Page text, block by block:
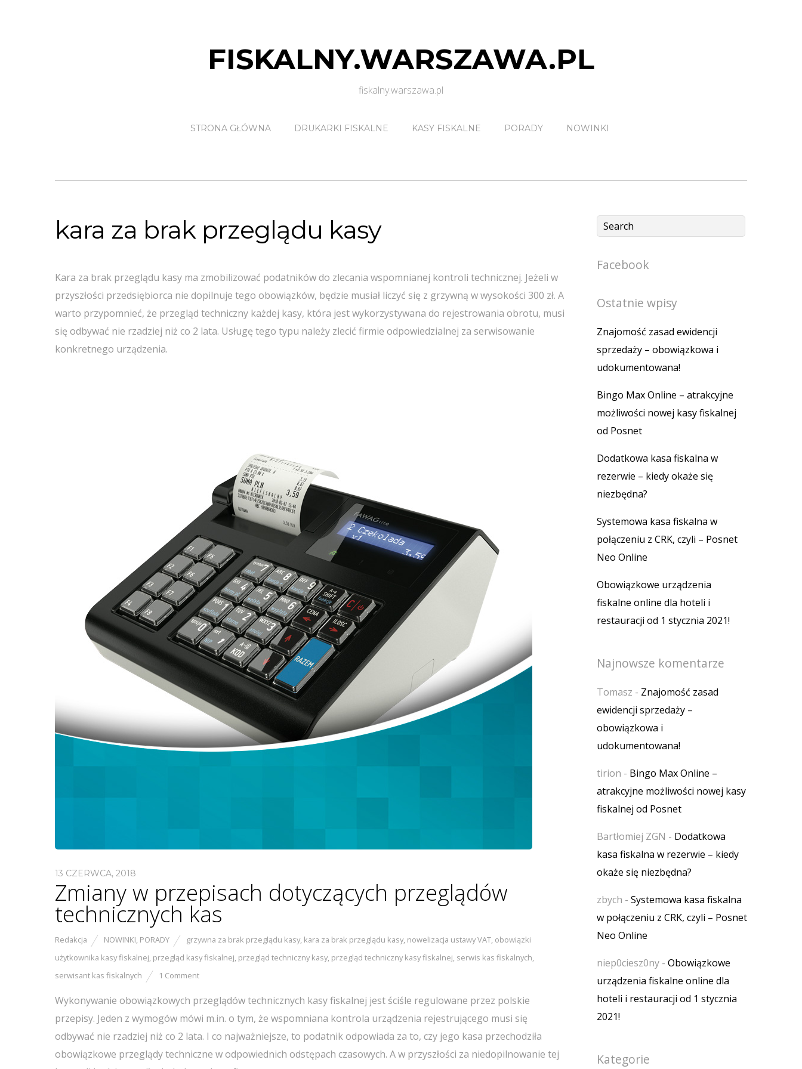
FISKALNY.WARSZAWA.PL
fiskalny.warszawa.pl
STRONA GŁÓWNA DRUKARKI FISKALNE KASY FISKALNE PORADY NOWINKI
kara za brak przeglądu kasy
Kara za brak przeglądu kasy ma zmobilizować podatników do zlecania wspomnianej kontroli technicznej. Jeżeli w
przyszłości przedsiębiorca nie dopilnuje tego obowiązków, będzie musiał liczyć się z grzywną w wysokości 300 zł. A
warto przypomnieć, że przegląd techniczny każdej kasy, która jest wykorzystywana do rejestrowania obrotu, musi
się odbywać nie rzadziej niż co 2 lata. Usługę tego typu należy zlecić firmie odpowiedzialnej za serwisowanie
konkretnego urządzenia.
13 CZERWCA, 2018
Zmiany w przepisach dotyczących przeglądów
technicznych kas
Redakcja NOWINKI, PORADY grzywna za brak przeglądu kasy, kara za brak przeglądu kasy, nowelizacja ustawy VAT, obowiązki
użytkownika kasy fiskalnej, przegląd kasy fiskalnej, przegląd techniczny kasy, przegląd techniczny kasy fiskalnej, serwis kas fiskalnych,
serwisant kas fiskalnych
1 Comment
Wykonywanie obowiązkowych przeglądów technicznych kasy fiskalnej jest ściśle regulowane przez polskie
przepisy. Jeden z wymogów mówi m.in. o tym, że wspomniana kontrola urządzenia rejestrującego musi się
odbywać nie rzadziej niż co 2 lata. I co najważniejsze, to podatnik odpowiada za to, czy jego kasa przechodziła
obowiązkowe przeglądy techniczne w odpowiednich odstępach czasowych. A w przyszłości za niedopilnowanie tej
Facebook
Ostatnie wpisy
Znajomość zasad ewidencji
sprzedaży – obowiązkowa i
udokumentowana!
Bingo Max Online – atrakcyjne
możliwości nowej kasy fiskalnej
od Posnet
Dodatkowa kasa fiskalna w
rezerwie – kiedy okaże się
niezbędna?
Systemowa kasa fiskalna w
połączeniu z CRK, czyli – Posnet
Neo Online
Obowiązkowe urządzenia
fiskalne online dla hoteli i
restauracji od 1 stycznia 2021!
Najnowsze komentarze
Tomasz - Znajomość zasad
ewidencji sprzedaży –
obowiązkowa i
udokumentowana!
tirion - Bingo Max Online –
atrakcyjne możliwości nowej kasy
fiskalnej od Posnet
Bartłomiej ZGN - Dodatkowa
kasa fiskalna w rezerwie – kiedy
okaże się niezbędna?
zbych - Systemowa kasa fiskalna
w połączeniu z CRK, czyli – Posnet
Neo Online
niep0ciesz0ny - Obowiązkowe
urządzenia fiskalne online dla
hoteli i restauracji od 1 stycznia
2021!
Kategorie